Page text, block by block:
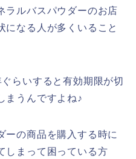
ラルバスパウダーのお店
になる人が多くいること
らいすると有効期限が切
まうんですよね♪
ーの商品を購入する時に
しまって困っている方